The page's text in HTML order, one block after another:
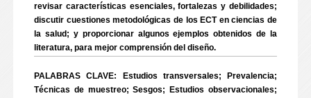
revisar características esenciales, fortalezas y debilidades;
discutir cuestiones metodológicas de los ECT en ciencias de
la salud; y proporcionar algunos ejemplos obtenidos de la
literatura, para mejor comprensión del diseño.
PALABRAS CLAVE: Estudios transversales; Prevalencia;
Técnicas de muestreo; Sesgos; Estudios observacionales;